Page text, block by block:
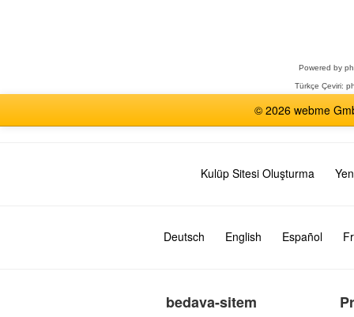
Powered by
Türkçe Çeviri:
© 2026 webme
Kulüp Sitesi Oluşturma
Deutsch English Español
bedava-sitem